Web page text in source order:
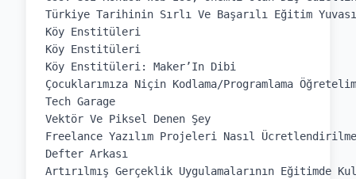
Türkiye Tarihinin Sırlı Ve Başarılı Eğitim
Köy Enstitüleri
Köy Enstitüleri
Köy Enstitüleri: Maker’In Dibi
Çocuklarımıza Niçin Kodlama/Programlama
Tech Garage
Vektör Ve Piksel Denen Şey
Freelance Yazılım Projeleri Nasıl
Defter Arkası
Artırılmış Gerçeklik Uygulamalarının Eğitimde